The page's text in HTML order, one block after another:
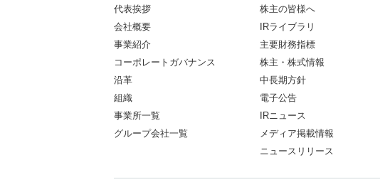
代表挨拶
会社概要
事業紹介
コーポレートガバナンス
沿革
組織
事業所一覧
グループ会社一覧
株主の皆様へ
IRライブラリ
主要財務指標
株主・株式情報
中長期方針
電子公告
IRニュース
メディア掲載情報
ニュースリリース